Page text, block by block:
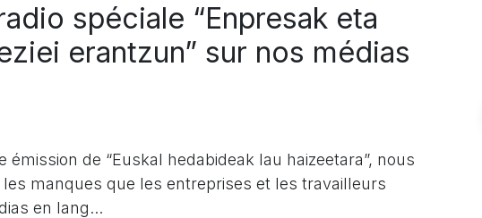
spéciale “Enpresak eta
erantzun” sur nos médias
de “Euskal hedabideak lau haizeetara”, nous
manques que les entreprises et les travailleurs
en lang...